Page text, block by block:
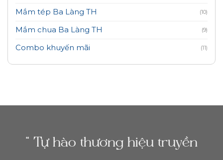
Mắm tép Ba Làng TH (10)
Mắm chua Ba Làng TH (9)
Combo khuyến mãi (11)
“ Tự hào thương hiệu truyền